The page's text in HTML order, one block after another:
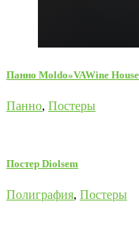
Панно Moldo»VAWine
Панно, Постеры
Постер Diolsem
Полиграфия, Постеры